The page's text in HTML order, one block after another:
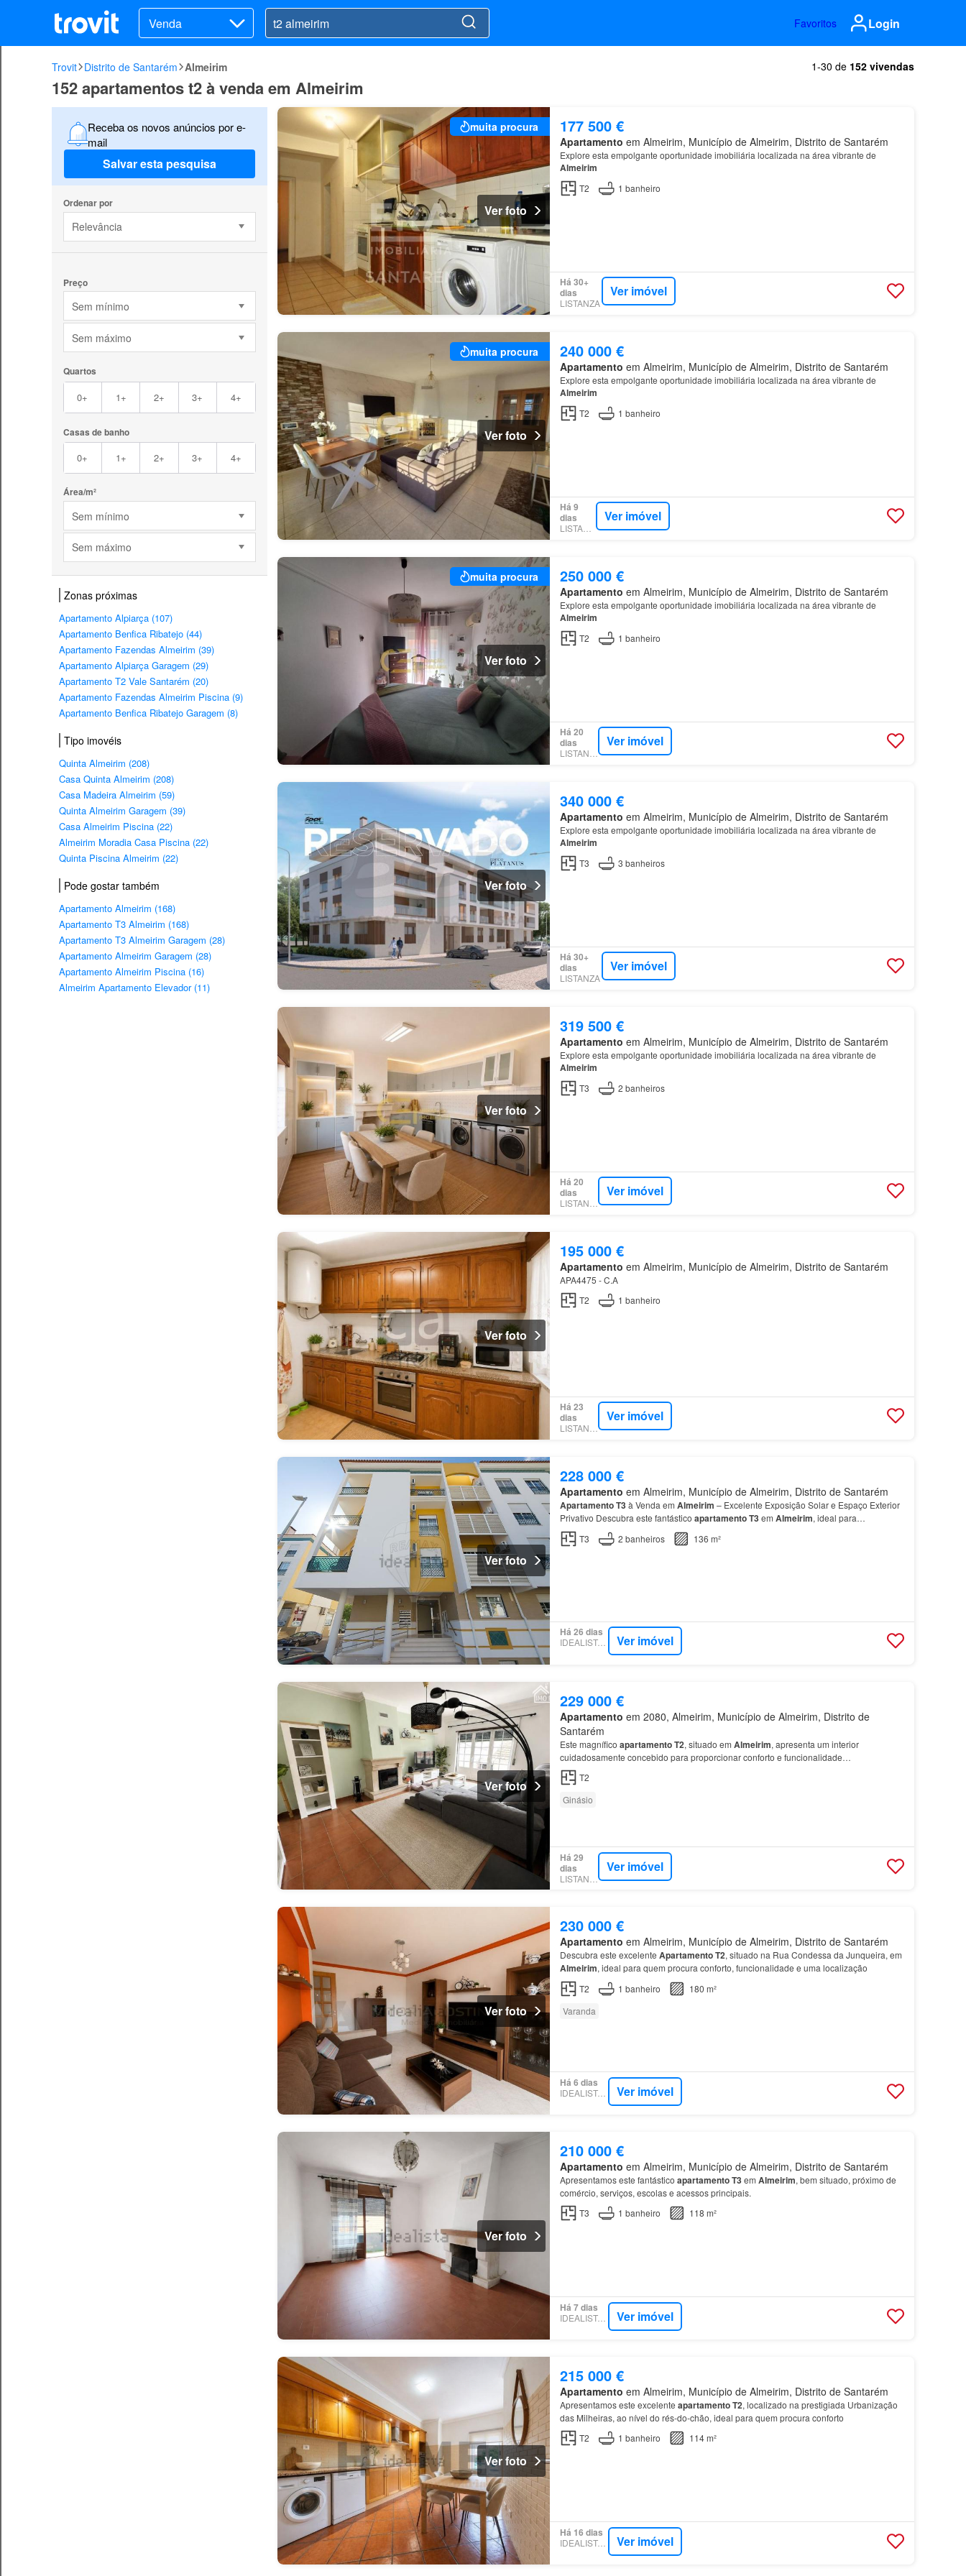
Venda Favoritos Login
Trovit Distrito de Santarém Almeirim 1-30 de 152 vivendas
152 apartamentos t2 à venda em Almeirim
Receba os novos anúncios por e-
mail
Salvar esta pesquisa
Ordenar por
Relevância
Preço
Sem mínimo
Sem máximo
Quartos
0+ 1+ 2+ 3+ 4+
Casas de banho
0+ 1+ 2+ 3+ 4+
Área/m²
Sem mínimo
Sem máximo
Zonas próximas
Apartamento Alpiarça (107)
Apartamento Benfica Ribatejo (44)
Apartamento Fazendas Almeirim (39)
Apartamento Alpiarça Garagem (29)
Apartamento T2 Vale Santarém (20)
Apartamento Fazendas Almeirim Piscina (9)
Apartamento Benfica Ribatejo Garagem (8)
Tipo imovéis
Quinta Almeirim (208)
Casa Quinta Almeirim (208)
Casa Madeira Almeirim (59)
Quinta Almeirim Garagem (39)
Casa Almeirim Piscina (22)
Almeirim Moradia Casa Piscina (22)
Quinta Piscina Almeirim (22)
Pode gostar também
Apartamento Almeirim (168)
Apartamento T3 Almeirim (168)
Apartamento T3 Almeirim Garagem (28)
Apartamento Almeirim Garagem (28)
Apartamento Almeirim Piscina (16)
Almeirim Apartamento Elevador (11)
muita procura
Ver foto
177 500 €
Apartamento em Almeirim, Município de Almeirim, Distrito de Santarém
Explore esta empolgante oportunidade imobiliária localizada na área vibrante de
Almeirim
T2 1 banheiro
Há 30+
dias
LISTANZA
Ver imóvel
muita procura
Ver foto
240 000 €
Apartamento em Almeirim, Município de Almeirim, Distrito de Santarém
Explore esta empolgante oportunidade imobiliária localizada na área vibrante de
Almeirim
T2 1 banheiro
Há 9
dias
LISTANZA
Ver imóvel
muita procura
Ver foto
250 000 €
Apartamento em Almeirim, Município de Almeirim, Distrito de Santarém
Explore esta empolgante oportunidade imobiliária localizada na área vibrante de
Almeirim
T2 1 banheiro
Há 20
dias
LISTANZA
Ver imóvel
Ver foto
340 000 €
Apartamento em Almeirim, Município de Almeirim, Distrito de Santarém
Explore esta empolgante oportunidade imobiliária localizada na área vibrante de
Almeirim
T3 3 banheiros
Há 30+
dias
LISTANZA
Ver imóvel
Ver foto
319 500 €
Apartamento em Almeirim, Município de Almeirim, Distrito de Santarém
Explore esta empolgante oportunidade imobiliária localizada na área vibrante de
Almeirim
T3 2 banheiros
Há 20
dias
LISTANZA
Ver imóvel
Ver foto
195 000 €
Apartamento em Almeirim, Município de Almeirim, Distrito de Santarém
APA4475 - C.A
T2
1 banheiro
Há 23
dias
LISTANZA
Ver imóvel
Ver foto
228 000 €
Apartamento em Almeirim, Município de Almeirim, Distrito de Santarém
ApartamentoT3à Venda em Almeirim – Excelente Exposição Solar e Espaço Exterior
Privativo Descubra este fantástico apartamentoT3em Almeirim, ideal para…
T3
2 banheiros 136 m²
Há 26 dias
IDEALISTA.PT Ver imóvel
Ver foto
229 000 €
Apartamento em 2080, Almeirim, Município de Almeirim, Distrito de
Santarém
Este magnífico apartamentoT2, situado em Almeirim, apresenta um interior
cuidadosamente concebido para proporcionar conforto e funcionalidade…
T2
Ginásio
Há 29
dias
Ver imóvel
Ver foto
230 000 €
Apartamento em Almeirim, Município de Almeirim, Distrito de Santarém
Descubra este excelente ApartamentoT2, situado na Rua Condessa da Junqueira, em
Almeirim, ideal para quem procura conforto, funcionalidade e uma localização
T2
1 banheiro
180 m²
Varanda
Há 6 dias
IDEALISTA.PT Ver imóvel
Ver foto
210 000 €
Apartamento em Almeirim, Município de Almeirim, Distrito de Santarém
Apresentamos este fantástico apartamentoT3em Almeirim, bem situado, próximo de
comércio, serviços, escolas e acessos principais.
T3
1 banheiro 118 m²
Há 7 dias
IDEALISTA.PT Ver imóvel
Ver foto
215 000 €
Apartamento em Almeirim, Município de Almeirim, Distrito de Santarém
Apresentamos este excelente apartamentoT2, localizado na prestigiada Urbanização
das Milheiras, ao nível do rés-do-chão, ideal para quem procura conforto
T2
1 banheiro 114 m²
Há 16 dias
IDEALISTA.PT Ver imóvel